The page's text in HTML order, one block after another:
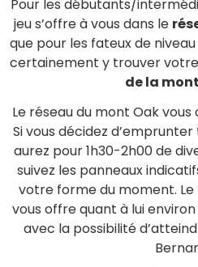
Pour les débutants/
jeu s’offre à vous dans le
que pour les fateux de
certainement y trouver
de la
Le réseau du mont Oak
Si vous décidez
aurez pour 1h30-2h00 de
suivez les panneaux
votre forme du moment.
vous offre quant à lui
avec la possibilité